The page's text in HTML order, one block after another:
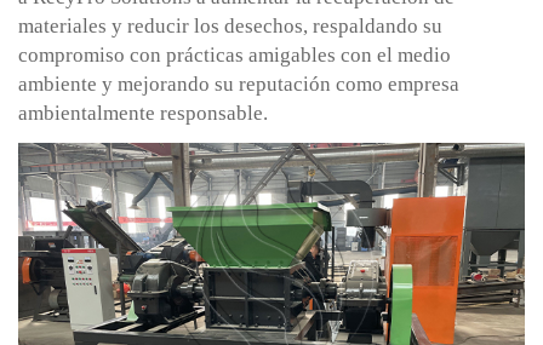
materiales y reducir los desechos, respaldando su
compromiso con prácticas amigables con el medio
ambiente y mejorando su reputación como empresa
ambientalmente responsable.